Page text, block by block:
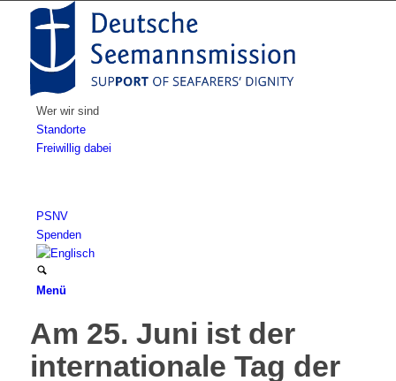
Wer wir sind
Standorte
Freiwillig dabei
PSNV
Spenden
Menü
Am 25. Juni ist der
internationale Tag der